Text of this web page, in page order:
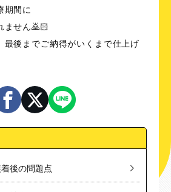
期間に
ません🙇🏻
最後までご納得がいくまで仕上げ
後の問題点